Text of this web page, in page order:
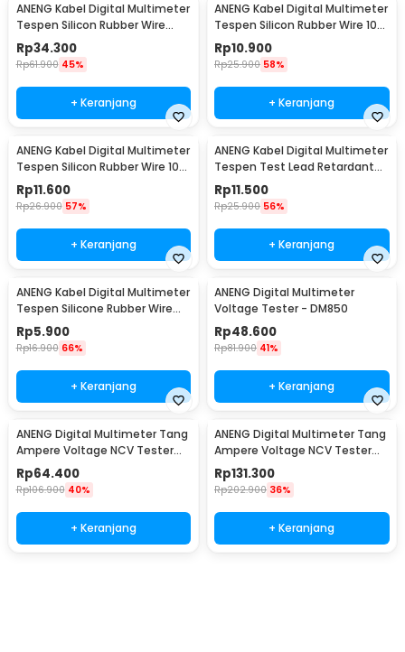
ANENG Kabel Digital Multimeter
Tespen Silicon Rubber Wire
1000V - PT3003
Rp34.300
Rp61.900 45%
+ Keranjang
ANENG Kabel Digital Multimeter
Tespen Silicon Rubber Wire 10A
1000V - PT1005
Rp10.900
Rp25.900 58%
+ Keranjang
ANENG Kabel Digital Multimeter
Tespen Silicon Rubber Wire 10A
1000V - PT1004
Rp11.600
Rp26.900 57%
+ Keranjang
ANENG Kabel Digital Multimeter
Tespen Test Lead Retardant
10A 1000V - PT1002
Rp11.500
Rp25.900 56%
+ Keranjang
ANENG Kabel Digital Multimeter
Tespen Silicone Rubber Wire
10A 1000V - PT830
Rp5.900
Rp16.900 66%
+ Keranjang
ANENG Digital Multimeter
Voltage Tester - DM850
Rp48.600
Rp81.900 41%
+ Keranjang
ANENG Digital Multimeter Tang
Ampere Voltage NCV Tester
Clamp 600V - MT87
Rp64.400
Rp106.900 40%
+ Keranjang
ANENG Digital Multimeter Tang
Ampere Voltage NCV Tester
Clamp 600V - ST201
Rp131.300
Rp202.900 36%
+ Keranjang